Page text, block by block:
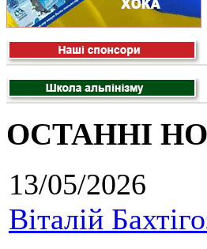
ОСТАННІ
13/05/2026
Віталій